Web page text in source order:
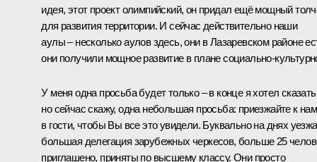
идея, этот проект олимпийский, он придал ещё мощный
для развития территории. И сейчас действительно наши
аулы – несколько аулов здесь, они в Лазаревском районе
они получили мощное развитие в плане социально-
У меня одна просьба будет только – в конце я хотел
но сейчас скажу, одна небольшая просьба: приезжайте к нам
в гости, чтобы Вы все это увидели. Буквально на днях
большая делегация зарубежных черкесов, больше 25
приглашено, приняты по высшему классу. Они просто